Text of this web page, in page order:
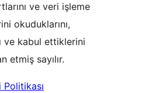
ve veri işleme
okuduklarını,
ve kabul ettiklerini
etmiş sayılır.